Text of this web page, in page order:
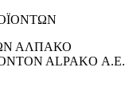
ΑΛΠΑΚΟ
ALPAKO Α.Ε.